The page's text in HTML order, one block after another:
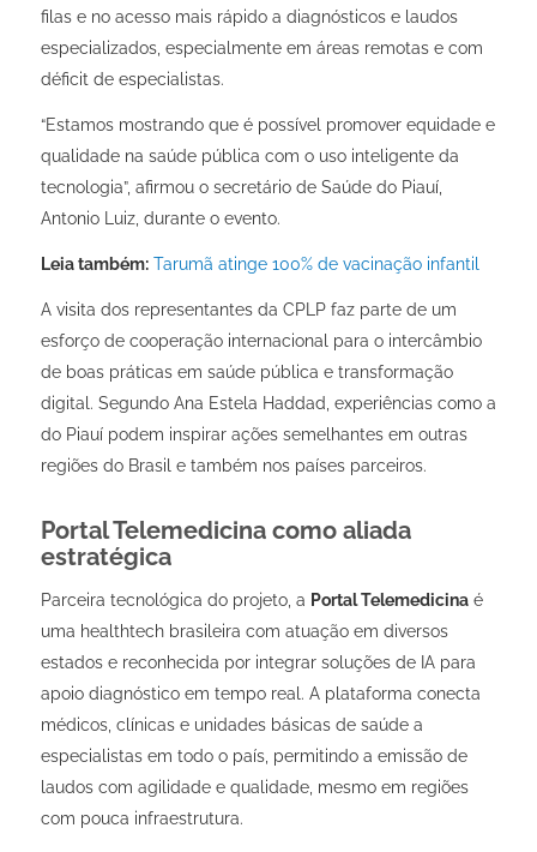
filas e no acesso mais rápido a diagnósticos e laudos
especializados, especialmente em áreas remotas e com
déficit de especialistas.
“Estamos mostrando que é possível promover equidade e
qualidade na saúde pública com o uso inteligente da
tecnologia”, afirmou o secretário de Saúde do Piauí,
Antonio Luiz, durante o evento.
Leia também: Tarumã atinge 100% de vacinação infantil
A visita dos representantes da CPLP faz parte de um
esforço de cooperação internacional para o intercâmbio
de boas práticas em saúde pública e transformação
digital. Segundo Ana Estela Haddad, experiências como a
do Piauí podem inspirar ações semelhantes em outras
regiões do Brasil e também nos países parceiros.
Portal Telemedicina como aliada
estratégica
Parceira tecnológica do projeto, a Portal Telemedicinaé
uma healthtech brasileira com atuação em diversos
estados e reconhecida por integrar soluções de IA para
apoio diagnóstico em tempo real. A plataforma conecta
médicos, clínicas e unidades básicas de saúde a
especialistas em todo o país, permitindo a emissão de
laudos com agilidade e qualidade, mesmo em regiões
com pouca infraestrutura.